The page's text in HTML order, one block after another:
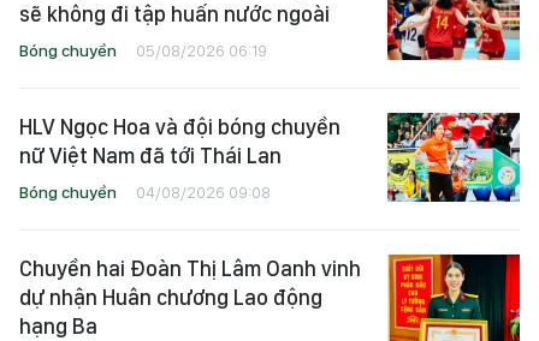
sẽ không đi tập huấn nước ngoài
Bóng chuyền 05/08/2026 06:19
HLV Ngọc Hoa và đội bóng chuyền
nữ Việt Nam đã tới Thái Lan
Bóng chuyền 04/08/2026 09:08
Chuyền hai Đoàn Thị Lâm Oanh vinh
dự nhận Huân chương Lao động
hạng Ba